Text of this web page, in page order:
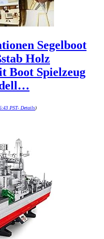
Segelboot
Holz
Boot Spielzeug
PST- Details)